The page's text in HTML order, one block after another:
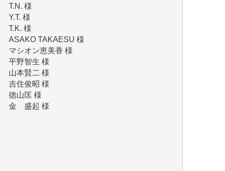
T.K. 様
ASAKO TAKAESU 様
マシオン恵美香 様
平野智生 様
山本賢二 様
吉住俊昭 様
徳山匡 様
金 盛起 様
塩川 晃平 様
松本益美 様